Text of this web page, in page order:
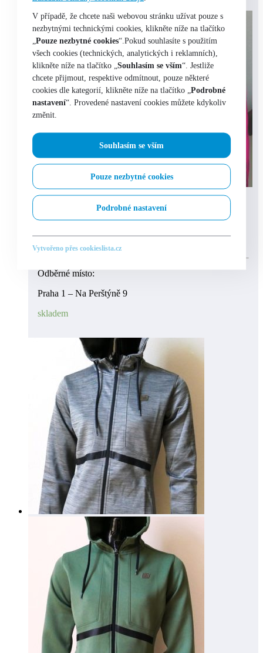
Výběr možností
NBFLF6456
Odběrné místo:
Praha 1 – Na Perštýně 9
skladem
V případě, že chcete naši webovou stránku užívat pouze s
nezbytnými technickými cookies, klikněte níže na tlačítko
„Pouze nezbytné cookies“.Pokud souhlasíte s použitím
všech cookies (technických, analytických i reklamních),
klikněte níže na tlačítko „Souhlasím se vším“. Jestliže
chcete přijmout, respektive odmítnout, pouze některé
cookies dle kategorií, klikněte níže na tlačítko „Podrobné
nastavení“. Provedené nastavení cookies můžete kdykoliv
změnit.
Souhlasím se vším
Pouze nezbytné cookies
Podrobné nastavení
Vytvořeno přes cookieslista.cz